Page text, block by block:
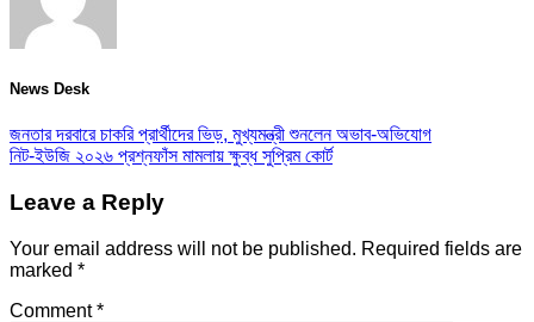
News Desk
জনতার দরবারে চাকরি প্রার্থীদের ভিড়, মুখ্যমন্ত্রী শুনলেন অভাব-অভিযোগ
নিট-ইউজি ২০২৬ প্রশ্নফাঁস মামলায় ক্ষুব্ধ সুপ্রিম কোর্ট
Leave a Reply
Your email address will not be published. Required fields are
marked *
Comment*